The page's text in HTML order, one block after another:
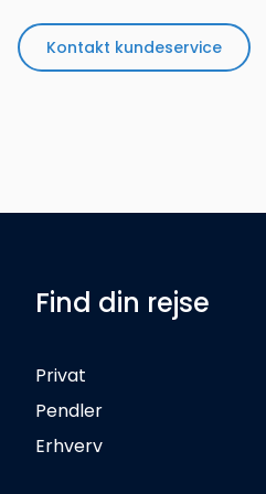
Kontakt kundeservice
Find din rejse
Privat
Pendler
Erhverv